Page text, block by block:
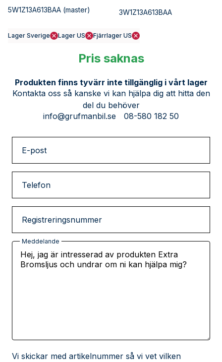
5W1Z13A613BAA (master)
3W1Z13A613BAA
Lager Sverige Lager US Fjärrlager US
Pris saknas
Produkten finns tyvärr inte tillgänglig i vårt lager
Kontakta oss så kanske vi kan hjälpa dig att hitta den
del du behöver
info@grufmanbil.se
08-580 182 50
E-post
Telefon
Registreringsnummer
Meddelande
Vi skickar med artikelnummer så vi vet vilken